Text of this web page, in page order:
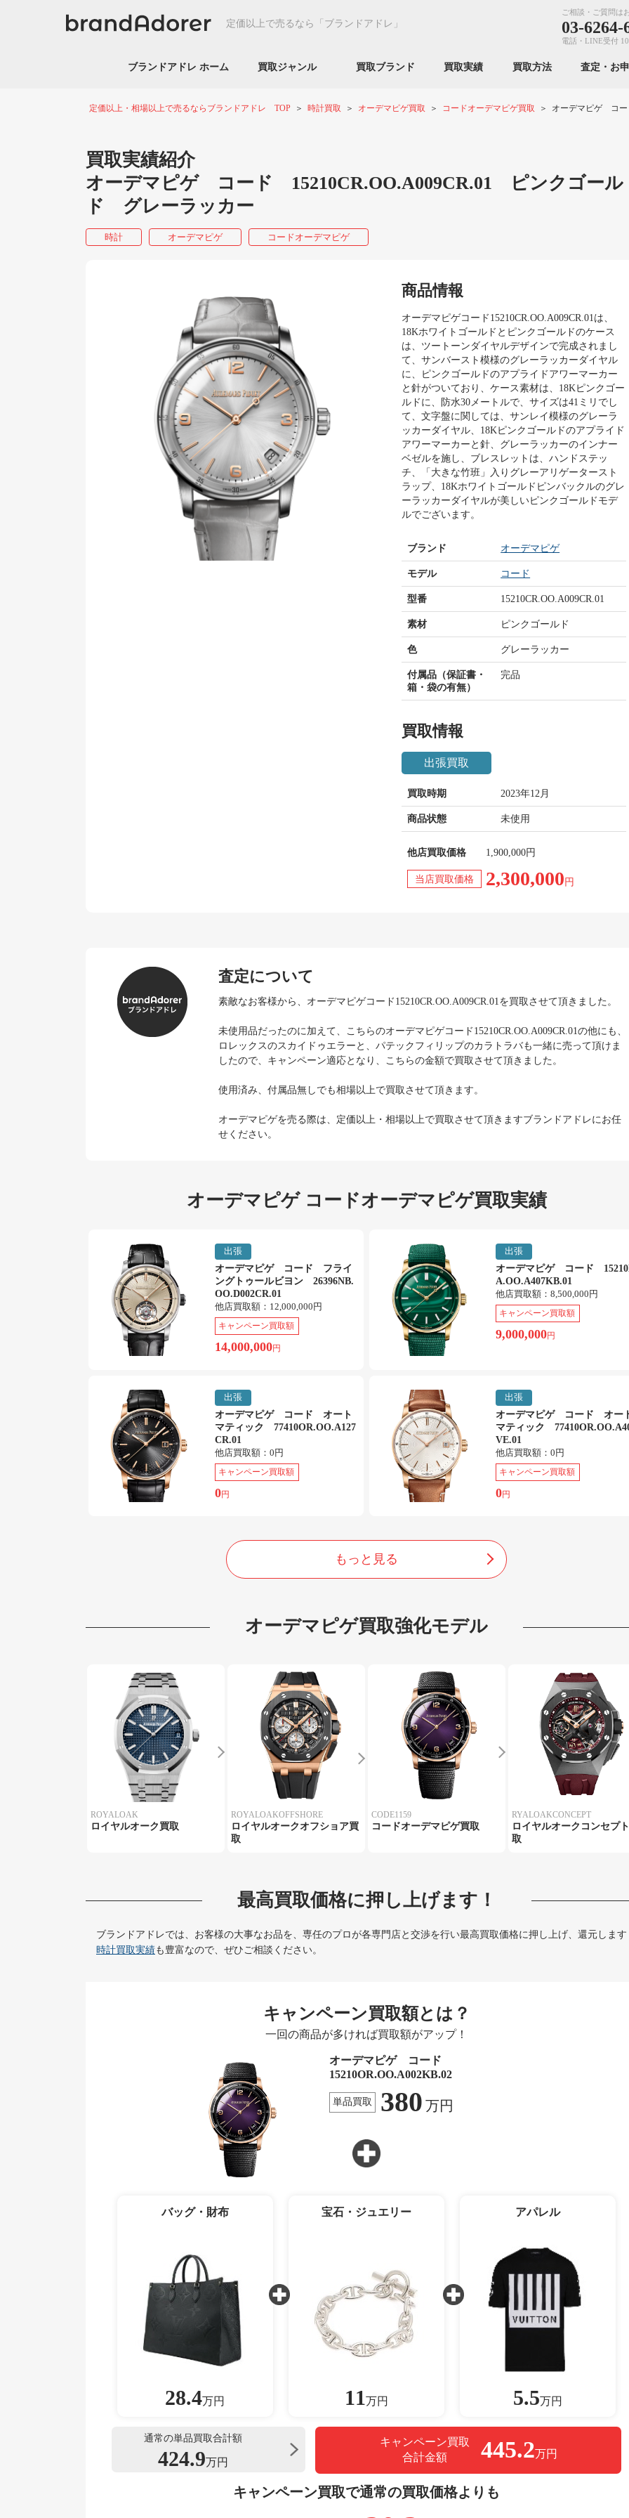
定価以上で売るなら 「ブランドアドレ」
ご相談・ご質問は
03-6264-
電話・LINE受付
ブランドアドレ ホーム 買取ジャンル 買取ブランド 買取実績 買取方法 査定・お
定価以上・相場以上で売るならブランドアドレ TOP 時計買取 オーデマピゲ買取 コードオーデマピゲ買取 オーデマピゲ コー
買取実績紹介
オーデマピゲ コード 15210CR.OO.A009CR.01 ピンクゴール
ド グレーラッカー
時計 オーデマピゲ コードオーデマピゲ
商品情報
オーデマピゲコード15210CR.OO.A009CR.01は、
18Kホワイトゴールドとピンクゴールドのケース
は、ツートーンダイヤルデザインで完成されまし
て、サンバースト模様のグレーラッカーダイヤル
に、ピンクゴールドのアプライドアワーマーカー
と針がついており、ケース素材は、18Kピンクゴー
ルドに、防水30メートルで、サイズは41ミリでし
て、文字盤に関しては、サンレイ模様のグレーラ
ッカーダイヤル、18Kピンクゴールドのアプライド
アワーマーカーと針、グレーラッカーのインナー
ベゼルを施し、ブレスレットは、ハンドステッ
チ、「大きな竹班」入りグレーアリゲータースト
ラップ、18Kホワイトゴールドピンバックルのグレ
ーラッカーダイヤルが美しいピンクゴールドモデ
ルでございます。
ブランド オーデマピゲ
モデル コード
型番 15210CR.OO.A009CR.01
素材 ピンクゴールド
色 グレーラッカー
付属品（保証書・
箱・袋の有無）
完品
買取情報
出張買取
買取時期 2023年12月
商品状態 未使用
他店買取価格 1,900,000円
当店買取価格 2,300,000 円
査定について
素敵なお客様から、オーデマピゲコード15210CR.OO.A009CR.01を買取させて頂きました。
未使用品だったのに加えて、こちらのオーデマピゲコード15210CR.OO.A009CR.01の他にも、
ロレックスのスカイドゥエラーと、パテックフィリップのカラトラバも一緒に売って頂けま
したので、キャンペーン適応となり、こちらの金額で買取させて頂きました。
使用済み、付属品無しでも相場以上で買取させて頂きます。
オーデマピゲを売る際は、定価以上・相場以上で買取させて頂きますブランドアドレにお任
せください。
オーデマピゲ コードオーデマピゲ買取実績
出張
オーデマピゲ コード フライ
ングトゥールビヨン 26396NB.
OO.D002CR.01
他店買取額： 12,000,000円
キャンペーン買取額
14,000,000円
出張
オーデマピゲ コード
A.OO.A407KB.01
他店買取額： 8,500,000円
キャンペーン買取額
9,000,000円
出張
オーデマピゲ コード オート
マティック 77410OR.OO.A127
CR.01
他店買取額： 0円
キャンペーン買取額
0円
出張
オーデマピゲ コード オー
マティック
VE.01
他店買取額： 0円
キャンペーン買取額
0円
もっと見る
オーデマピゲ買取強化モデル
ROYALOAK
ロイヤルオーク買取
ROYALOAKOFFSHORE
ロイヤルオークオフショア買
取
CODE1159
コードオーデマピゲ買取
RYALOAKCONCEPT
ロイヤルオークコンセプ
取
最高買取価格に押し上げます！
ブランドアドレでは、お客様の大事なお品を、専任のプロが各専門店と交渉を行い最高買取価格に押し上げ、還元します
時計買取実績も豊富なので、ぜひご相談ください。
キャンペーン買取額とは？
一回の商品が多ければ買取額がアップ！
オーデマピゲ コード
15210OR.OO.A002KB.02
単品買取 380 万円
バッグ・財布
28.4万円
宝石・ジュエリー
11万円
アパレル
5.5万円
通常の単品買取合計額
424.9万円
キャンペーン買取
合計金額
445.2万円
キャンペーン買取で通常の買取価格よりも